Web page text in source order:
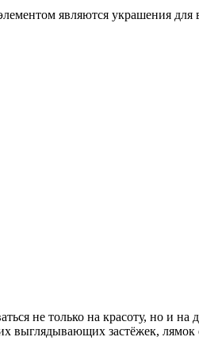
являются украшения
не только на красоту, но и
выглядывающих застёжек, лямок